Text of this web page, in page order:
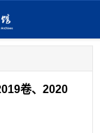
卷、2020